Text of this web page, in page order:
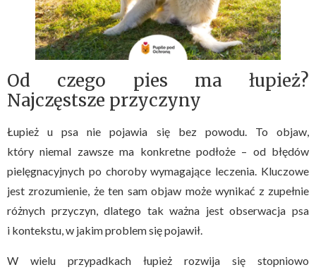
Od czego pies ma łupież?
Najczęstsze przyczyny
Łupież u psa nie pojawia się bez powodu. To objaw,
który niemal zawsze ma konkretne podłoże – od błędów
pielęgnacyjnych po choroby wymagające leczenia. Kluczowe
jest zrozumienie, że ten sam objaw może wynikać z zupełnie
różnych przyczyn, dlatego tak ważna jest obserwacja psa
i kontekstu, w jakim problem się pojawił.
W wielu przypadkach łupież rozwija się stopniowo